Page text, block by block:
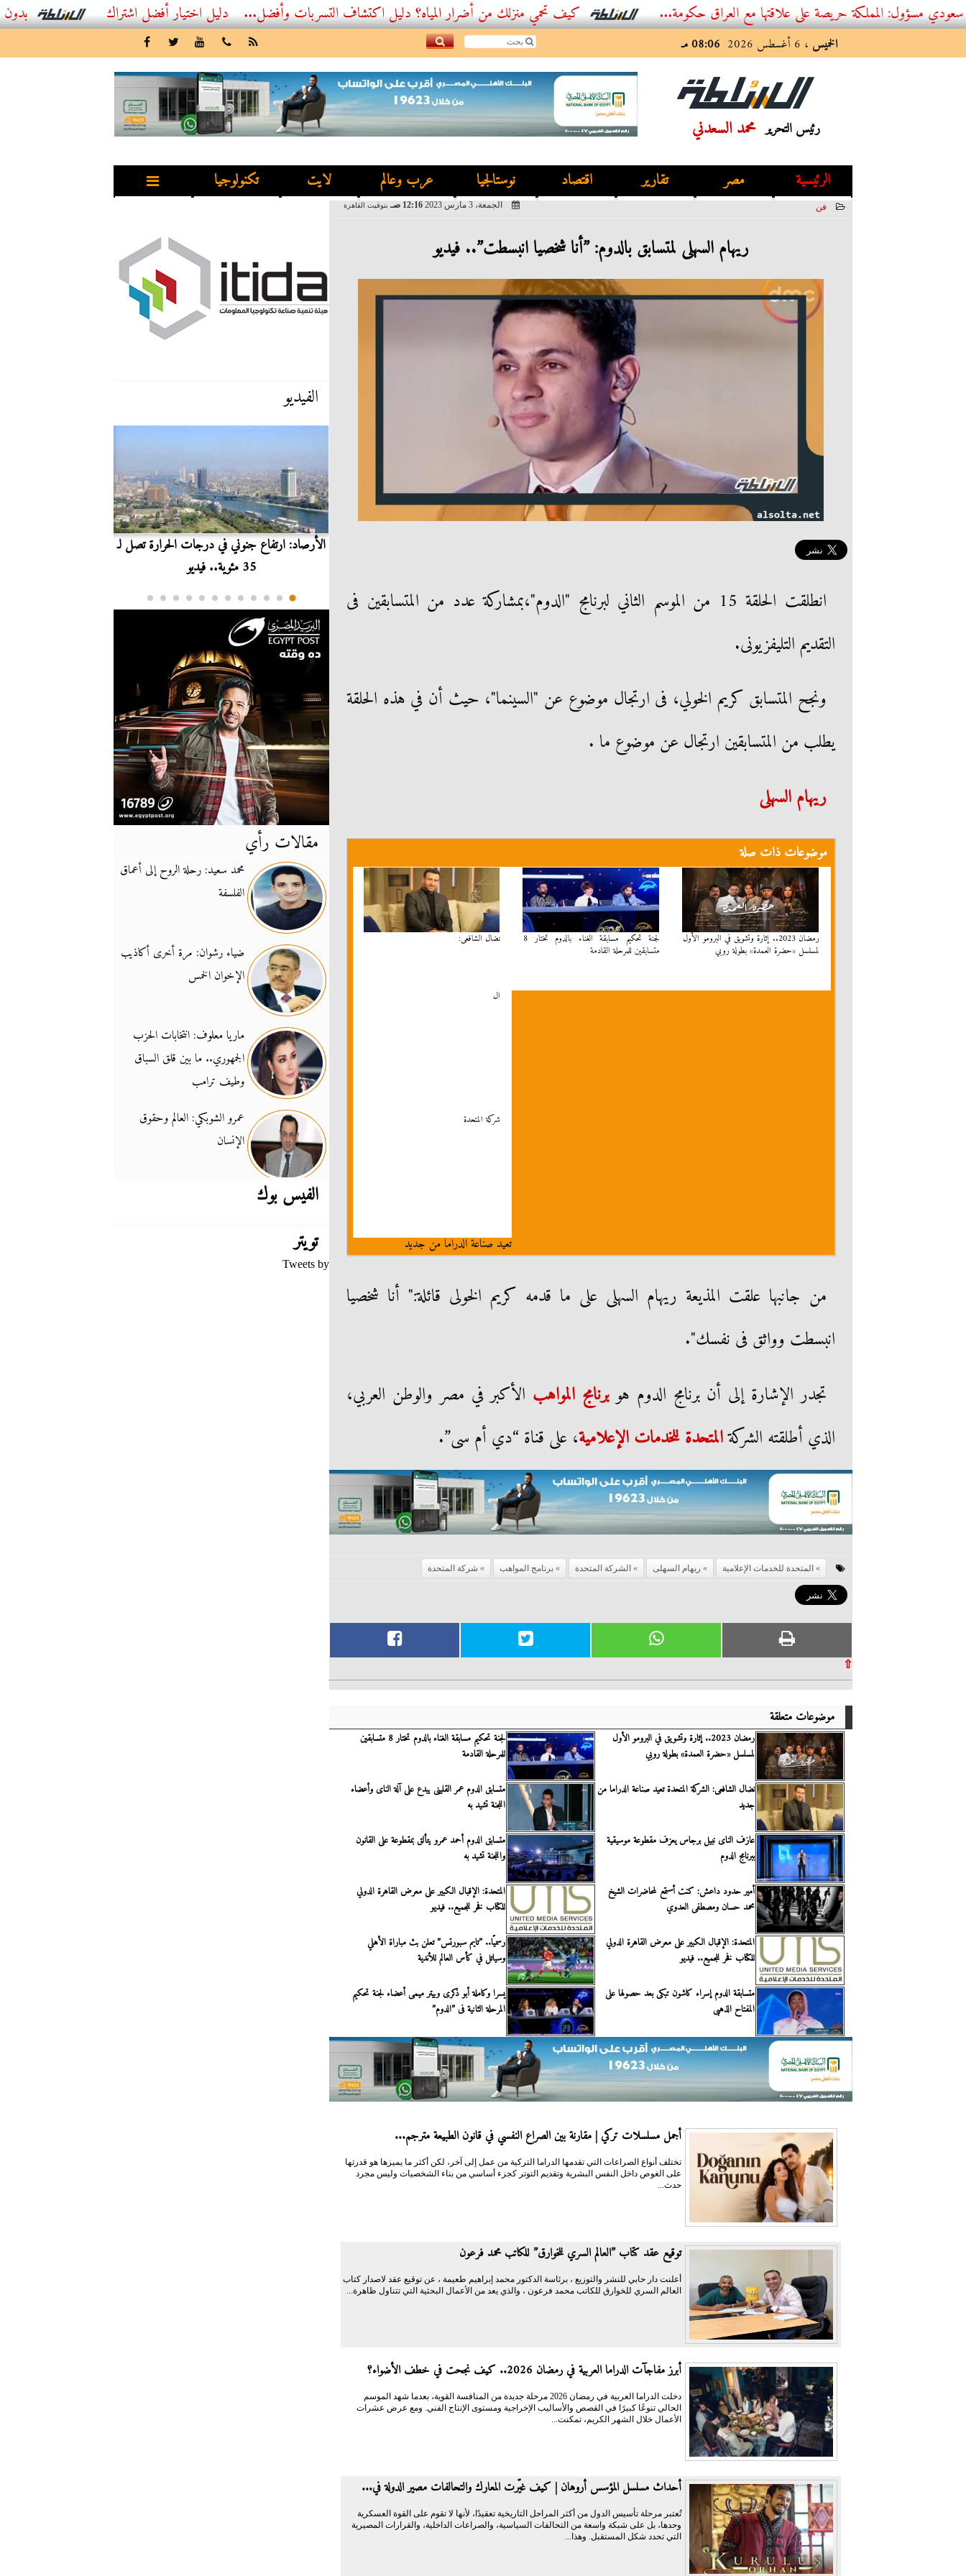
أفضل اشتراك IPTV بدون تقطيع 2026 – دليل المشاهد العصري المملكة حريصة على علاقتها مع العراق حكومة... كيف تحمي منزلك من أضرار المياه؟ دليل اكتشاف التسربات وأفضل...
الخميس ، 6 أغسطس 2026 08:06 مـ
رئيس التحرير محمد السعدني
الرئيسية مصر تقارير اقتصاد نوستالجيا عرب وعالم لايت تكنولوجيا
فن الجمعة، 3 مارس 2023 12:16 صـ بتوقيت القاهرة
ريهام السهلى لمتسابق بالدوم: ”أنا شخصيا انبسطت”.. فيديو
انطلقت الحلقة 15 من الموسم الثاني لبرنامج "الدوم"،بمشاركة عدد من المتسابقين فى
التقديم التليفزيونى.
ونجح المتسابق كريم الخولي، فى ارتجال موضوع عن "السينما"، حيث أن في هذه الحلقة
يطلب من المتسابقين ارتجال عن موضوع ما .
ريهام السهلى
موضوعات ذات صلة
رمضان 2023.. إثارة وتشويق في البرومو الأول
لمسلسل «حضرة العمدة» بطولة روبي
لجنة تحكيم مسابقة الغناء بالدوم تختار 8
متسابقين للمرحلة القادمة
نضال الشافعى:
ال
شركة المتحدة
تعيد صناعة الدراما من جديد
من جانبها علقت المذيعة ريهام السهلى على ما قدمه كريم الخولى قائلة:" أنا شخصيا
انبسطت وواثق فى نفسك".
تجدر الإشارة إلى أن برنامج الدوم هوبرنامج المواهب الأكبر في مصر والوطن العربي،
الذي أطلقته الشركةالمتحدة للخدمات الإعلامية، على قناة “دي أم سى”.
المتحدة للخدمات الإعلامية ريهام السهلى الشركة المتحدة برنامج المواهب شركة المتحدة
⇧
موضوعات متعلقة
رمضان 2023.. إثارة وتشويق في البرومو الأول
لمسلسل «حضرة العمدة» بطولة روبي
لجنة تحكيم مسابقة الغناء بالدوم تختار 8 متسابقين
للمرحلة القادمة
نضال الشافعى: الشركة المتحدة تعيد صناعة الدراما من
جديد
متسابق الدوم عمر القلينى يبدع على آلة الناى وأعضاء
اللجنة تشيد به
عازف الناى نبيل برجاس يعزف مقطوعة موسيقية
ببرنامج الدوم
متسابق الدوم أحمد عمرو يتألق بمقطوعة على القانون
واللجنة تشيد به
أمير حدود داعش: كنت أستمع لمحاضرات الشيخ
محمد حسان ومصطفى العدوي
المتحدة: الإقبال الكبير على معرض القاهرة الدولي
للكتاب فخر للجميع.. فيديو
المتحدة: الإقبال الكبير على معرض القاهرة الدولي
للكتاب فخر للجميع.. فيديو
رسميًا.. ”تايم سبورتس” تعلن بث مباراة الأهلي
وسياتل في كأس العالم للأندية
متسابقة الدوم إسراء كاشون تبكى بعد حصولها على
المفتاح الذهبى
يسرا وكاملة أبو ذكرى وبيتر ميمى أعضاء لجنة تحكيم
المرحلة الثانية فى ”الدوم”
أجمل مسلسلات تركي | مقارنة بين الصراع النفسي في قانون الطبيعة مترجم...
تختلف أنواع الصراعات التي تقدمها الدراما التركية من عمل إلى آخر، لكن أكثر ما يميزها هو قدرتها
على الغوص داخل النفس البشرية وتقديم التوتر كجزء أساسي من بناء الشخصيات وليس مجرد
حدث...
توقيع عقد كتاب ”العالم السري للخوارق” للكاتب محمد فرعون
أعلنت دار حابي للنشر والتوزيع ، برئاسة الدكتور محمد إبراهيم طعيمة ، عن توقيع عقد لاصدار كتاب
العالم السري للخوارق للكاتب محمد فرعون ، والذي يعد من الأعمال البحثية التي تتناول ظاهرة...
أبرز مفاجآت الدراما العربية في رمضان 2026.. كيف نجحت في خطف الأضواء؟
دخلت الدراما العربية في رمضان 2026 مرحلة جديدة من المنافسة القوية، بعدما شهد الموسم
الحالي تنوعًا كبيرًا في القصص والأساليب الإخراجية ومستوى الإنتاج الفني. ومع عرض عشرات
الأعمال خلال الشهر الكريم، تمكنت...
أحداث مسلسل المؤسس أروهان | كيف غيّرت المعارك والتحالفات مصير الدولة في...
تُعتبر مرحلة تأسيس الدول من أكثر المراحل التاريخية تعقيدًا، لأنها لا تقوم على القوة العسكرية
وحدها، بل على شبكة واسعة من التحالفات السياسية، والصراعات الداخلية، والقرارات المصيرية
التي تحدد شكل المستقبل. وهذا...
الفيديو
الأرصاد: ارتفاع جنوني في درجات الحرارة تصل لـ
35 مئوية.. فيديو
مقالات رأي
محمد سعيد: رحلة الروح إلى أعماق
الفلسفة
ضياء رشوان: مرة أخرى أكاذيب
الإخوان الخمس
ماريا معلوف: انتخابات الحزب
الجمهوري.. ما بين قلق السباق
وطيف ترامب
عمرو الشوبكي: العالم وحقوق
الإنسان
الفيس بوك
تويتر
Tweets by